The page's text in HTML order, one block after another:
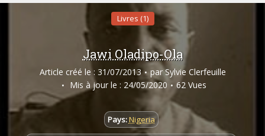
Livres (1)
Jawi Oladipo-Ola
Article créé le : 31/07/2013 par Sylvie Clerfeuille
Mis à jour le : 24/05/2020
62 Vues
Pays:Nigeria